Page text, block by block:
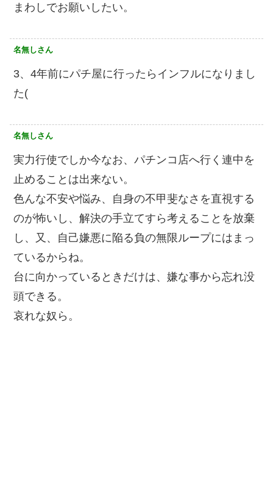
まわしでお願いしたい。
名無しさん
3、4年前にパチ屋に行ったらインフルになりまし
た(
名無しさん
実力行使でしか今なお、パチンコ店へ行く連中を
止めることは出来ない。
色んな不安や悩み、自身の不甲斐なさを直視する
のが怖いし、解決の手立てすら考えることを放棄
し、又、自己嫌悪に陥る負の無限ループにはまっ
ているからね。
台に向かっているときだけは、嫌な事から忘れ没
頭できる。
哀れな奴ら。